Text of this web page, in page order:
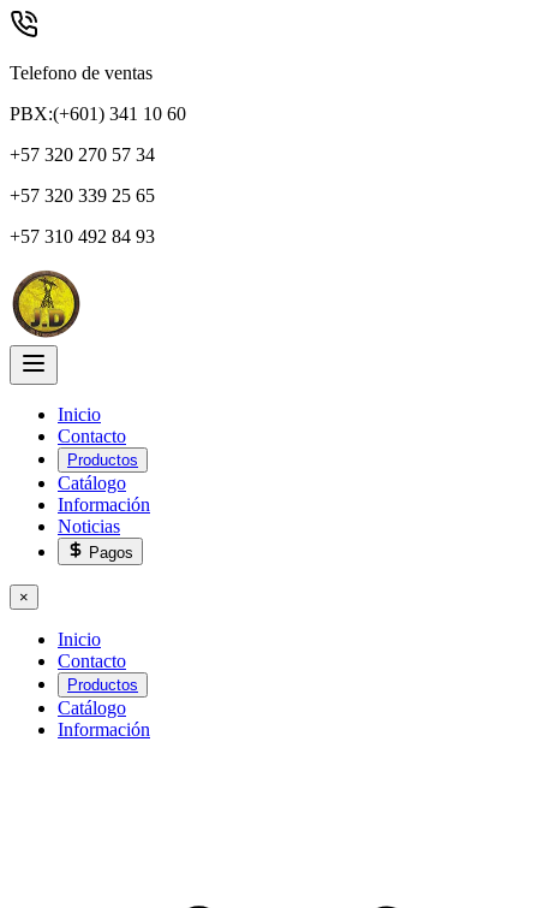
Telefono de ventas
PBX:(+601) 341 10 60
+57 320 270 57 34
+57 320 339 25 65
+57 310 492 84 93
Inicio
Contacto
Productos
Catálogo
Información
Noticias
Pagos
×
Inicio
Contacto
Productos
Catálogo
Información